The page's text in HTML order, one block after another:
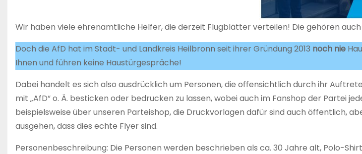
Wir haben viele ehrenamtliche Helfer, die derzeit Flugblätter verteilen! Die gehören auch
Doch die AfD hat im Stadt- und Landkreis Heilbronn seit ihrer Gründung 2013 noch nie
Ihnen und führen keine Haustürgespräche!
Dabei handelt es sich also ausdrücklich um Personen, die offensichtlich durch ihr
mit „AfD“ o. Ä. besticken oder bedrucken zu lassen, wobei auch im Fanshop der Partei
beispielsweise über unseren Parteishop, die Druckvorlagen dafür sind auch öffentlich,
ausgehen, dass dies echte Flyer sind.
Personenbeschreibung: Die Personen werden beschrieben als ca. 30 Jahre alt, Polo-